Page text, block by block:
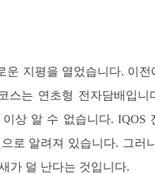
운 지평을 열었습니다. 이전
스는 연초형 전자담배입니
상 알 수 없습니다. IQOS
로 알려져 있습니다. 그러
가 덜 난다는 것입니다.